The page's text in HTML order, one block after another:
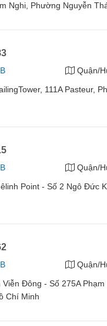
Nghi, Phường Nguyễn
Quận/
111A Pasteur,
Quận/
Point - Số 2 Ngô Đức
Quận/
Viễn Đông - Số 275A
Chí Minh